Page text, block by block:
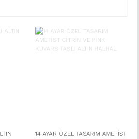
14 AYAR ÖZEL TASARIM AMETİST